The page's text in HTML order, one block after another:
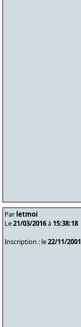
Par letmoi
Le21/03/2016à 15:38:18
Inscription : le22/11/2001